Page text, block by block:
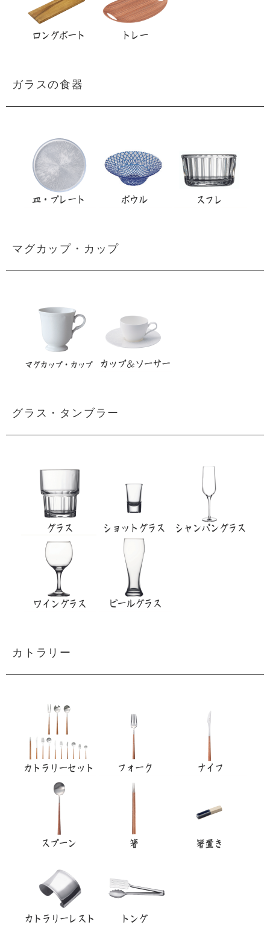
ガラスの食器
マグカップ・カップ
グラス・タンブラー
カトラリー